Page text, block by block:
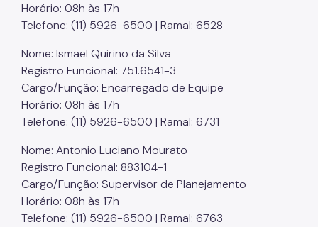
Horário: 08h às 17h
Telefone: (11) 5926-6500 | Ramal: 6528
Nome: Ismael Quirino da Silva
Registro Funcional: 751.6541-3
Cargo/Função: Encarregado de Equipe
Horário: 08h às 17h
Telefone: (11) 5926-6500 | Ramal: 6731
Nome: Antonio Luciano Mourato
Registro Funcional: 883104-1
Cargo/Função: Supervisor de Planejamento
Horário: 08h às 17h
Telefone: (11) 5926-6500 | Ramal: 6763